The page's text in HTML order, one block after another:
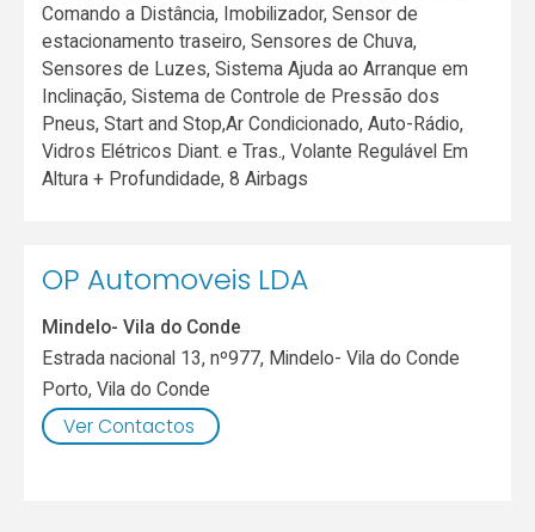
Comando a Distância, Imobilizador, Sensor de
estacionamento traseiro, Sensores de Chuva,
Sensores de Luzes, Sistema Ajuda ao Arranque em
Inclinação, Sistema de Controle de Pressão dos
Pneus, Start and Stop,Ar Condicionado, Auto-Rádio,
Vidros Elétricos Diant. e Tras., Volante Regulável Em
Altura + Profundidade, 8 Airbags
OP Automoveis LDA
Mindelo- Vila do Conde
Estrada nacional 13, nº977, Mindelo- Vila do Conde
Porto,Vila do Conde
Ver Contactos